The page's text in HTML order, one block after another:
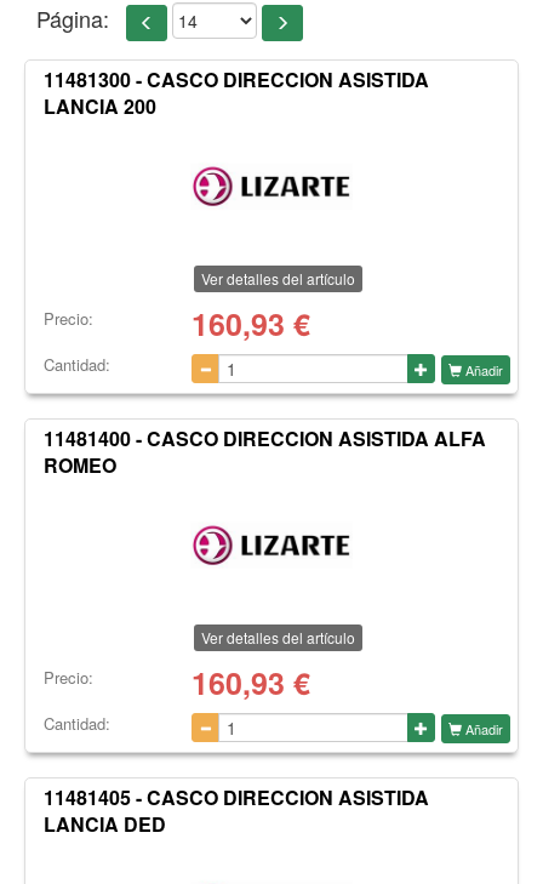
Página:
11481300 - CASCO DIRECCION ASISTIDA
LANCIA 200
Ver detalles del artículo
Precio: 160,93 €
Cantidad: Añadir
11481400 - CASCO DIRECCION ASISTIDA ALFA
ROMEO
Ver detalles del artículo
Precio: 160,93 €
Cantidad: Añadir
11481405 - CASCO DIRECCION ASISTIDA
LANCIA DED